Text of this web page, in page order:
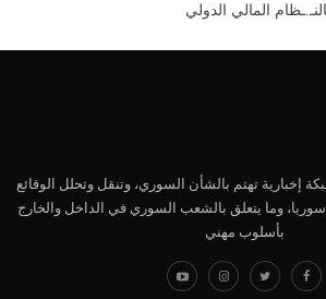
المالي الدولي
تهتم بالشأن السوري، وتنقل وتحلل الوقائع
وما يتعلق بالشعب السوري في الداخل والخارج
بأسلوب مهني